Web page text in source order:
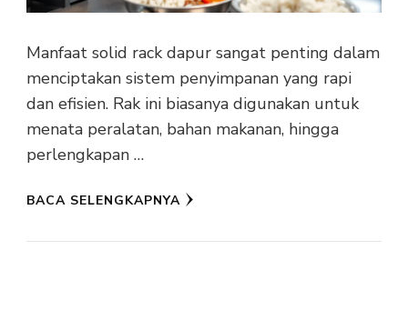
Manfaat solid rack dapur sangat penting dalam
menciptakan sistem penyimpanan yang rapi
dan efisien. Rak ini biasanya digunakan untuk
menata peralatan, bahan makanan, hingga
perlengkapan …
BACA SELENGKAPNYA